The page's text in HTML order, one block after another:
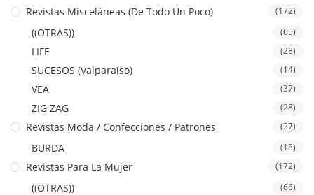
Revistas Misceláneas (De Todo Un Poco) (172)
((OTRAS)) (65)
LIFE (28)
SUCESOS (Valparaíso) (14)
VEA (37)
ZIG ZAG (28)
Revistas Moda / Confecciones / Patrones (27)
BURDA (18)
Revistas Para La Mujer (172)
((OTRAS)) (66)